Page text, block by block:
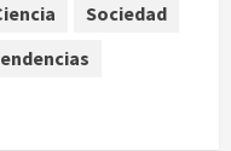
de México y
Sociedad